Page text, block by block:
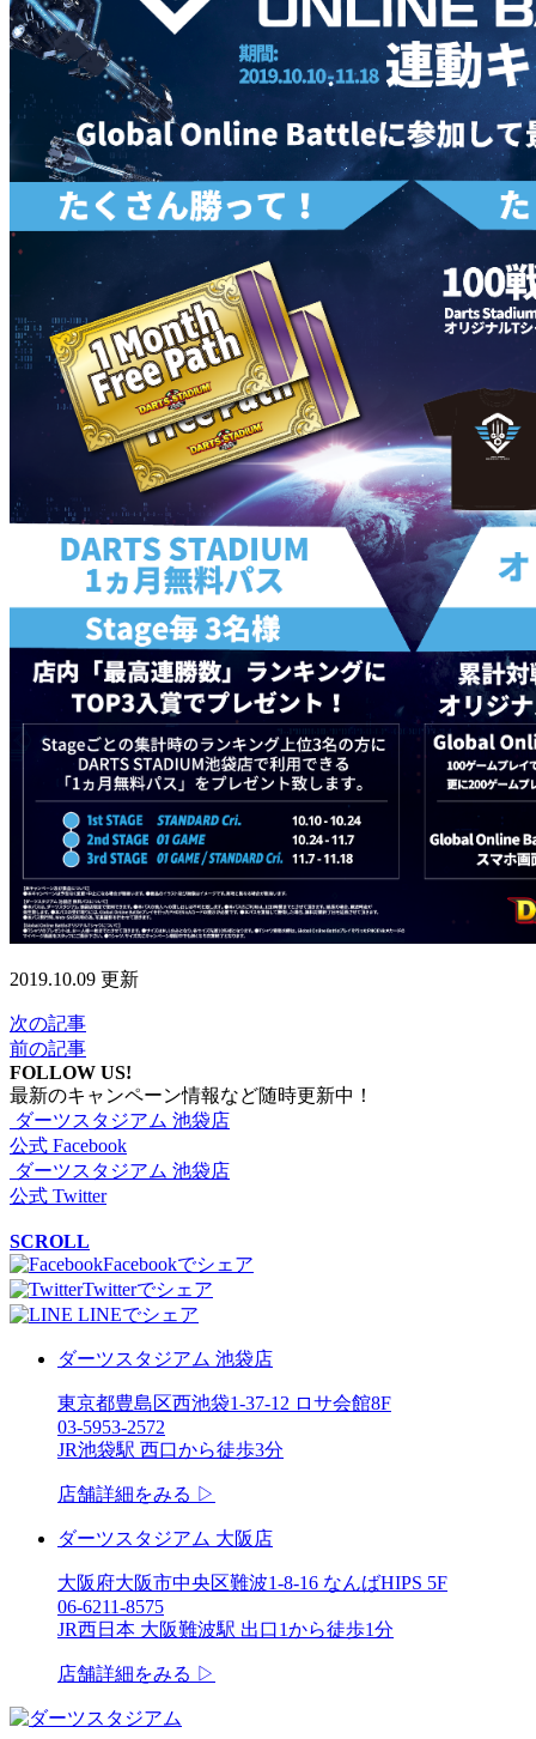
2019.10.09 更新
次の記事
前の記事
FOLLOW US!
最新のキャンペーン情報など随時更新中！
ダーツスタジアム 池袋店
公式 Facebook
ダーツスタジアム 池袋店
公式 Twitter
SCROLL
Facebookでシェア
Twitterでシェア
LINEでシェア
ダーツスタジアム 池袋店
東京都豊島区西池袋1-37-12 ロサ会館8F
03-5953-2572
JR池袋駅 西口から徒歩3分
店舗詳細をみる ▷
ダーツスタジアム 大阪店
大阪府大阪市中央区難波1-8-16 なんばHIPS 5F
06-6211-8575
JR西日本 大阪難波駅 出口1から徒歩1分
店舗詳細をみる ▷